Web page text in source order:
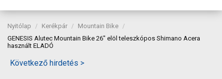
Nyitólap Kerékpár
Mountain Bike
GENESIS Alutec Mountain Bike 26" elöl teleszkópos Shimano Acera
használt ELADÓ
Következő hirdetés >